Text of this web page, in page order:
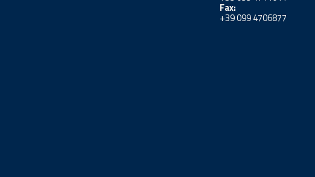
Fax:
+39 099 4706877